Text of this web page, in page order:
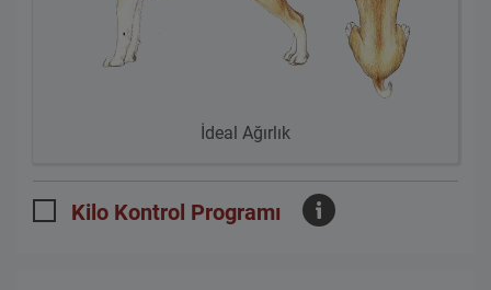
İdeal Ağırlık
Kilo Kontrol Programı